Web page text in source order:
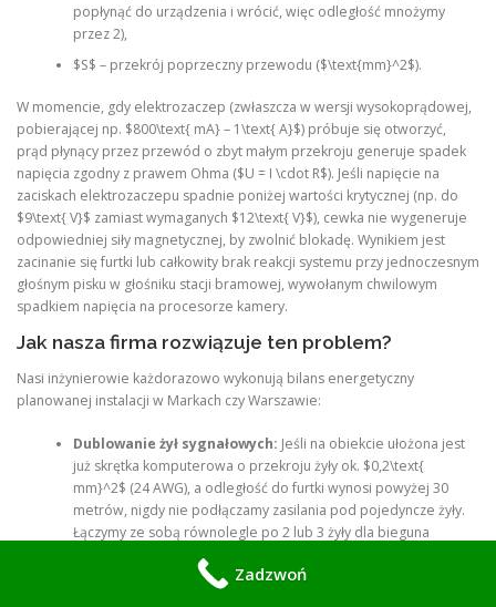
popłynąć do urządzenia i wrócić, więc odległość mnożymy
przez 2),
$S$ – przekrój poprzeczny przewodu ($\text{mm}^2$).
W momencie, gdy elektrozaczep (zwłaszcza w wersji wysokoprądowej,
pobierającej np. $800\text{ mA} – 1\text{ A}$) próbuje się otworzyć,
prąd płynący przez przewód o zbyt małym przekroju generuje spadek
napięcia zgodny z prawem Ohma ($U = I \cdot R$). Jeśli napięcie na
zaciskach elektrozaczepu spadnie poniżej wartości krytycznej (np. do
$9\text{ V}$ zamiast wymaganych $12\text{ V}$), cewka nie wygeneruje
odpowiedniej siły magnetycznej, by zwolnić blokadę. Wynikiem jest
zacinanie się furtki lub całkowity brak reakcji systemu przy jednoczesnym
głośnym pisku w głośniku stacji bramowej, wywołanym chwilowym
spadkiem napięcia na procesorze kamery.
Jak nasza firma rozwiązuje ten problem?
Nasi inżynierowie każdorazowo wykonują bilans energetyczny
planowanej instalacji w Markach czy Warszawie:
Dublowanie żył sygnałowych: Jeśli na obiekcie ułożona jest
już skrętka komputerowa o przekroju żyły ok. $0,2\text{
mm}^2$ (24 AWG), a odległość do furtki wynosi powyżej 30
metrów, nigdy nie podłączamy zasilania pod pojedyncze żyły.
Łączymy ze sobą równolegle po 2 lub 3 żyły dla bieguna
dodatniego i ujemnego, co pozwala drastycznie zmniejszyć
rezystancję zastępczą linii i zminimalizować straty energii.
Zadzwoń